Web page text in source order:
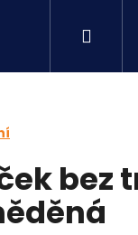
Kontakty
bez